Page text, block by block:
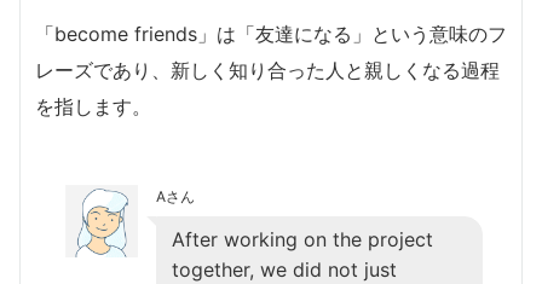
「become friends」は「友達になる」という意味のフ
レーズであり、新しく知り合った人と親しくなる過程
を指します。
Aさん
After working on the project
together, we did not just